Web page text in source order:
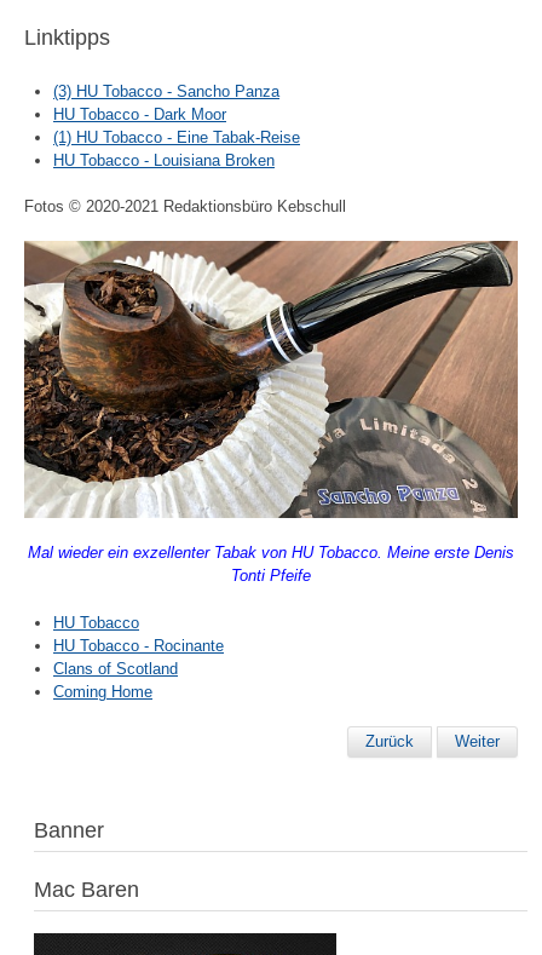
Linktipps
(3) HU Tobacco - Sancho Panza
HU Tobacco - Dark Moor
(1) HU Tobacco - Eine Tabak-Reise
HU Tobacco - Louisiana Broken
Fotos © 2020-2021 Redaktionsbüro Kebschull
Mal wieder ein exzellenter Tabak von HU Tobacco. Meine erste Denis
Tonti Pfeife
HU Tobacco
HU Tobacco - Rocinante
Clans of Scotland
Coming Home
Zurück Weiter
Banner
Mac Baren